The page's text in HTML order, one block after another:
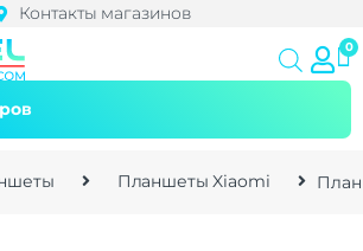
Контакты магазинов
Планшеты Xiaomi